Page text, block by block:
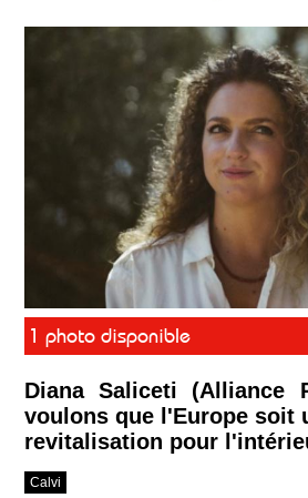
1 photo disponible
Diana Saliceti (Alliance
voulons que l'Europe soit
revitalisation pour
Calvi